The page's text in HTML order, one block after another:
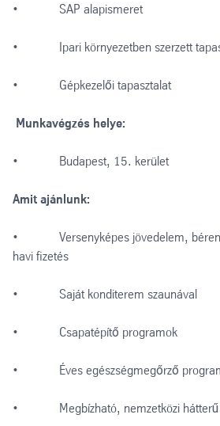
• SAP alapismeret
• Ipari környezetben szerzett
• Gépkezelői tapasztalat
Munkavégzés helye:
• Budapest, 15. kerület
Amit ajánlunk:
• Versenyképes jövedelem, béren
havi fizetés
• Saját konditerem szaunával
• Csapatépítő programok
• Éves egészségmegőrző
• Megbízható, nemzetközi hátterű